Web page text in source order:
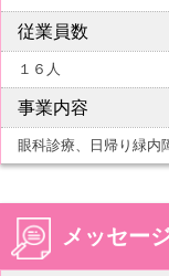
従業員数
１６人
事業内容
眼科診療、日帰り緑内
メッセー